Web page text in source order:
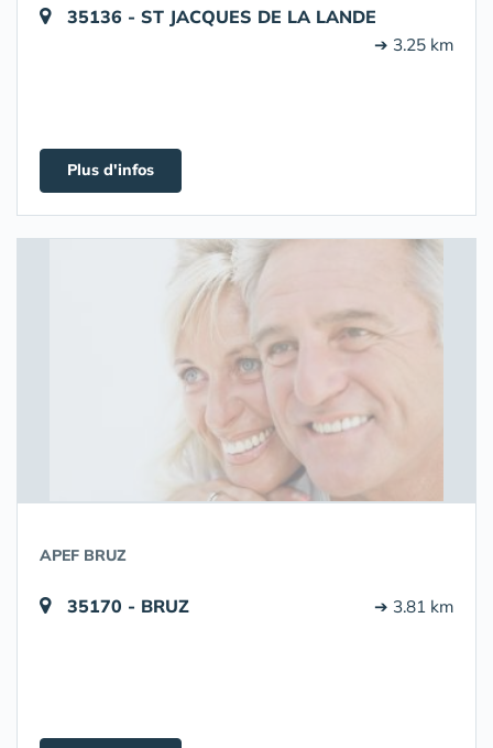
35136 - ST JACQUES DE LA LANDE
➔ 3.25 km
Plus d'infos
APEF BRUZ
35170 - BRUZ ➔ 3.81 km